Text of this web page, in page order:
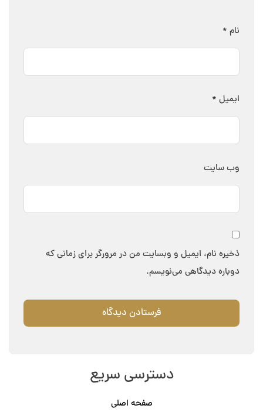
نام *
ایمیل *
وب‌ سایت
ذخیره نام، ایمیل و وبسایت من در مرورگر برای زمانی که
دوباره دیدگاهی می‌نویسم.
دسترسی سریع
صفحه اصلی